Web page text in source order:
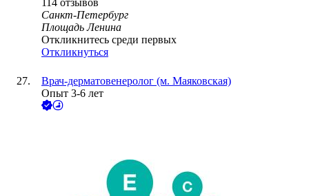
114 отзывов
Санкт-Петербург
Площадь Ленина
Откликнитесь среди первых
Откликнуться
Врач-дерматовенеролог (м. Маяковская)
Опыт 3-6 лет